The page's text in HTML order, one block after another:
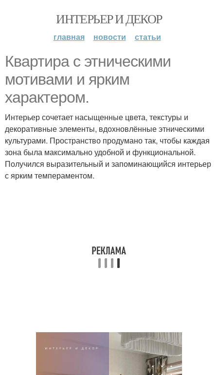
ИНТЕРЬЕР И ДЕКОР
главная новости статьи
Квартира с этническими
мотивами и ярким
характером.
Интерьер сочетает насыщенные цвета, текстуры и
декоративные элементы, вдохновлённые этническими
культурами. Пространство продумано так, чтобы каждая
зона была максимально удобной и функциональной.
Получился выразительный и запоминающийся интерьер
с ярким темпераментом.